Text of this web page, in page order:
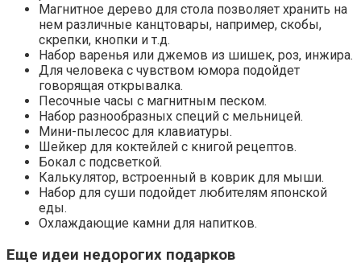
Магнитное дерево для стола позволяет хранить на
нем различные канцтовары, например, скобы,
скрепки, кнопки и т.д.
Набор варенья или джемов из шишек, роз, инжира.
Для человека с чувством юмора подойдет
говорящая открывалка.
Песочные часы с магнитным песком.
Набор разнообразных специй с мельницей.
Мини-пылесос для клавиатуры.
Шейкер для коктейлей с книгой рецептов.
Бокал с подсветкой.
Калькулятор, встроенный в коврик для мыши.
Набор для суши подойдет любителям японской
еды.
Охлаждающие камни для напитков.
Еще идеи недорогих подарков